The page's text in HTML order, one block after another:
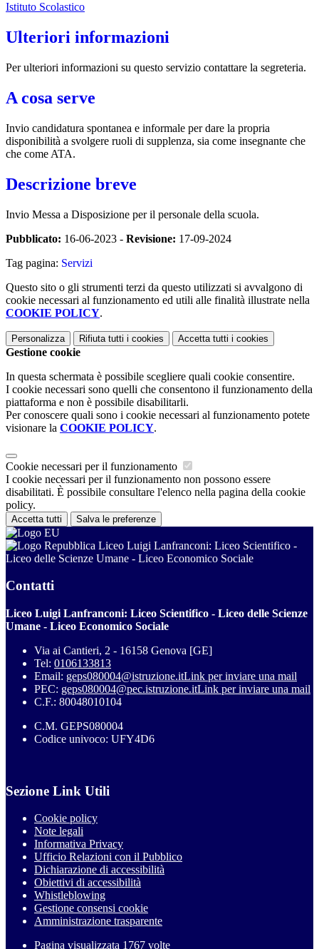
Istituto Scolastico
Ulteriori informazioni
Per ulteriori informazioni su questo servizio contattare la segreteria.
A cosa serve
Invio candidatura spontanea e informale per dare la propria
disponibilità a svolgere ruoli di supplenza, sia come insegnante che
che come ATA.
Descrizione breve
Invio Messa a Disposizione per il personale della scuola.
Pubblicato: 16-06-2023 - Revisione: 17-09-2024
Tag pagina: Servizi
Questo sito o gli strumenti terzi da questo utilizzati si avvalgono di
cookie necessari al funzionamento ed utili alle finalità illustrate nella
COOKIE POLICY.
Personalizza Rifiuta tutti i cookies Accetta tutti i cookies
Gestione cookie
In questa schermata è possibile scegliere quali cookie consentire.
I cookie necessari sono quelli che consentono il funzionamento della
piattaforma e non è possibile disabilitarli.
Per conoscere quali sono i cookie necessari al funzionamento potete
visionare la COOKIE POLICY.
Cookie necessari per il funzionamento
I cookie necessari per il funzionamento non possono essere
disabilitati. È possibile consultare l'elenco nella pagina della cookie
policy.
Accetta tutti Salva le preferenze
Liceo Luigi Lanfranconi: Liceo Scientifico -
Liceo delle Scienze Umane - Liceo Economico Sociale
Contatti
Liceo Luigi Lanfranconi: Liceo Scientifico - Liceo delle Scienze
Umane - Liceo Economico Sociale
Via ai Cantieri, 2 - 16158 Genova [GE]
Tel: 0106133813
Email: geps080004@istruzione.itLink per inviare una mail
PEC: geps080004@pec.istruzione.itLink per inviare una mail
C.F.: 80048010104
C.M. GEPS080004
Codice univoco: UFY4D6
Sezione Link Utili
Cookie policy
Note legali
Informativa Privacy
Ufficio Relazioni con il Pubblico
Dichiarazione di accessibilità
Obiettivi di accessibilità
Whistleblowing
Gestione consensi cookie
Amministrazione trasparente
Pagina visualizzata 1767 volte